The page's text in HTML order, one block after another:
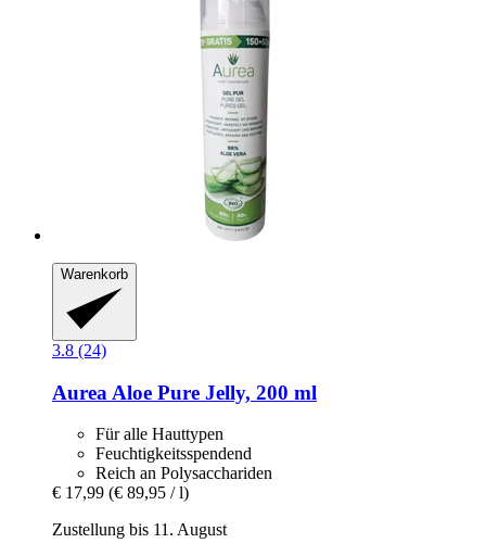
Warenkorb
3.8 (24)
Aurea Aloe Pure Jelly, 200 ml
Für alle Hauttypen
Feuchtigkeitsspendend
Reich an Polysacchariden
€ 17,99 (€ 89,95 / l)
Zustellung bis 11. August